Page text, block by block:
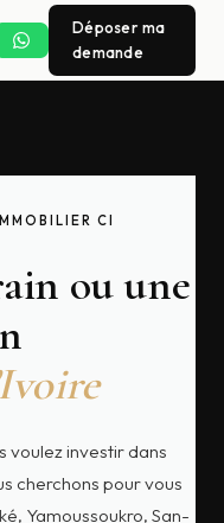
Déposer ma
demande
CI
ou une
voulez investir dans
cherchons pour vous
Yamoussoukro, San-